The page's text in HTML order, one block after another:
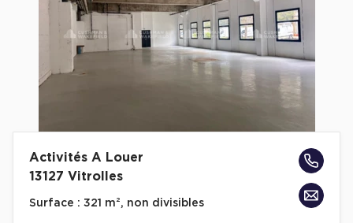
Activités A Louer
13127 Vitrolles
Surface : 321 m², non divisibles